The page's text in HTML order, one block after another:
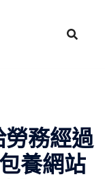
務經過
養網站